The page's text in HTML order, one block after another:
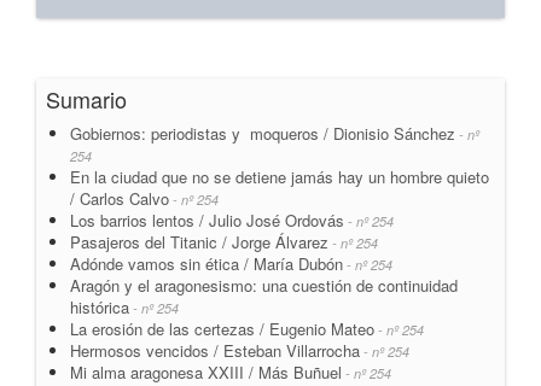
Sumario
Gobiernos: periodistas y moqueros / Dionisio Sánchez - nº
254
En la ciudad que no se detiene jamás hay un hombre quieto
/ Carlos Calvo - nº 254
Los barrios lentos / Julio José Ordovás - nº 254
Pasajeros del Titanic / Jorge Álvarez - nº 254
Adónde vamos sin ética / María Dubón - nº 254
Aragón y el aragonesismo: una cuestión de continuidad
histórica - nº 254
La erosión de las certezas / Eugenio Mateo - nº 254
Hermosos vencidos / Esteban Villarrocha - nº 254
Mi alma aragonesa XXIII / Más Buñuel - nº 254